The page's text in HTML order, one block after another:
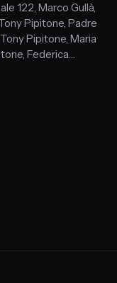
122, Marco Gullà,
Pipitone, Padre
Pipitone, Maria
Federica